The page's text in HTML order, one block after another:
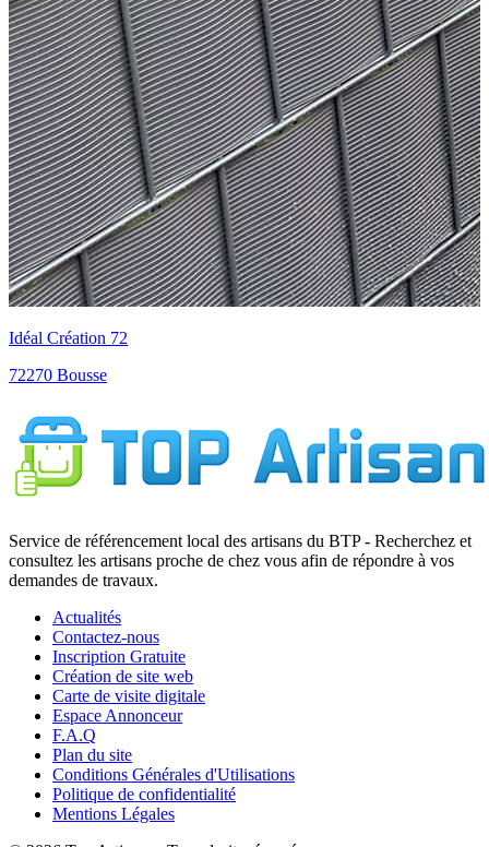
Idéal Création 72
72270 Bousse
Service de référencement local des artisans du BTP - Recherchez et
consultez les artisans proche de chez vous afin de répondre à vos
demandes de travaux.
Actualités
Contactez-nous
Inscription Gratuite
Création de site web
Carte de visite digitale
Espace Annonceur
F.A.Q
Plan du site
Conditions Générales d'Utilisations
Politique de confidentialité
Mentions Légales